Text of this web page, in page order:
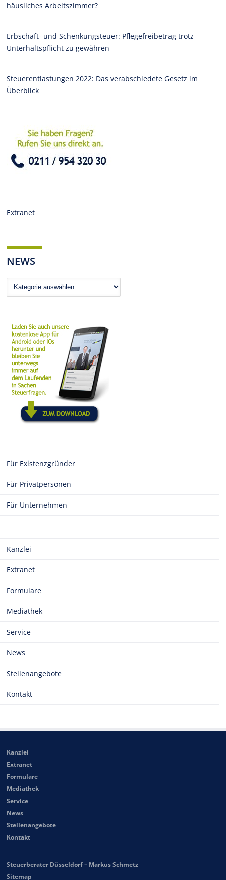
häusliches Arbeitszimmer?
Erbschaft- und Schenkungsteuer: Pflegefreibetrag trotz
Unterhaltspflicht zu gewähren
Steuerentlastungen 2022: Das verabschiedete Gesetz im
Überblick
Extranet
NEWS
News
Für Existenzgründer
Für Privatpersonen
Für Unternehmen
Kanzlei
Extranet
Formulare
Mediathek
Service
News
Stellenangebote
Kontakt
Kanzlei
Extranet
Formulare
Mediathek
Service
News
Stellenangebote
Kontakt
Steuerberater Düsseldorf – Markus Schmetz
Sitemap